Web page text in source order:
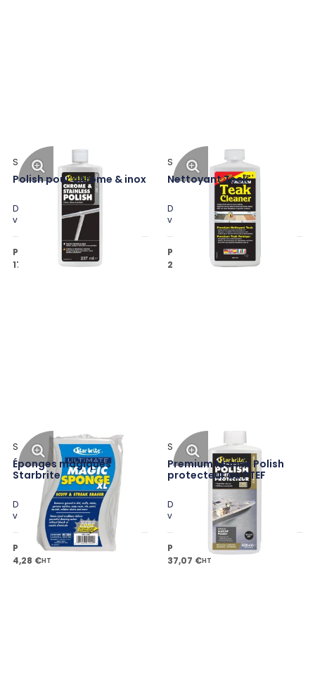
Polish pour chrome & inox
Star Brite
Disponible en plusieurs
variantes
Prix public à partir de
17,00 €
Nettoyant Teck
Star Brite
Disponible en plusieurs
variantes
Prix public à partir de
20,30 €
HT
Éponges magiques
Starbrite
Star Brite
Disponible en plusieurs
variantes
Prix public à partir de
4,28 €HT
Premium Marine Polish
protecteur au PTEF
Star Brite
Disponible en plusieurs
variantes
Prix public à partir de
37,07 €HT